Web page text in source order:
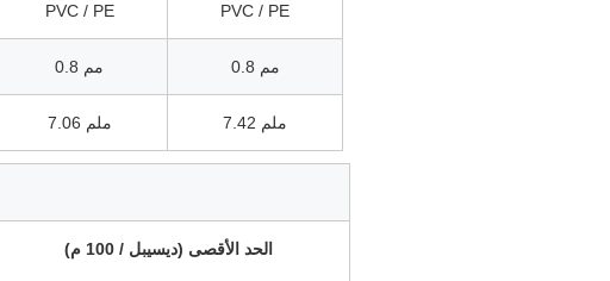
PVC / PE PVC / PE
0.8 مم 0.8 مم
7.06 ملم 7.42 ملم
الحد الأقصى (ديسيبل / 100 م)